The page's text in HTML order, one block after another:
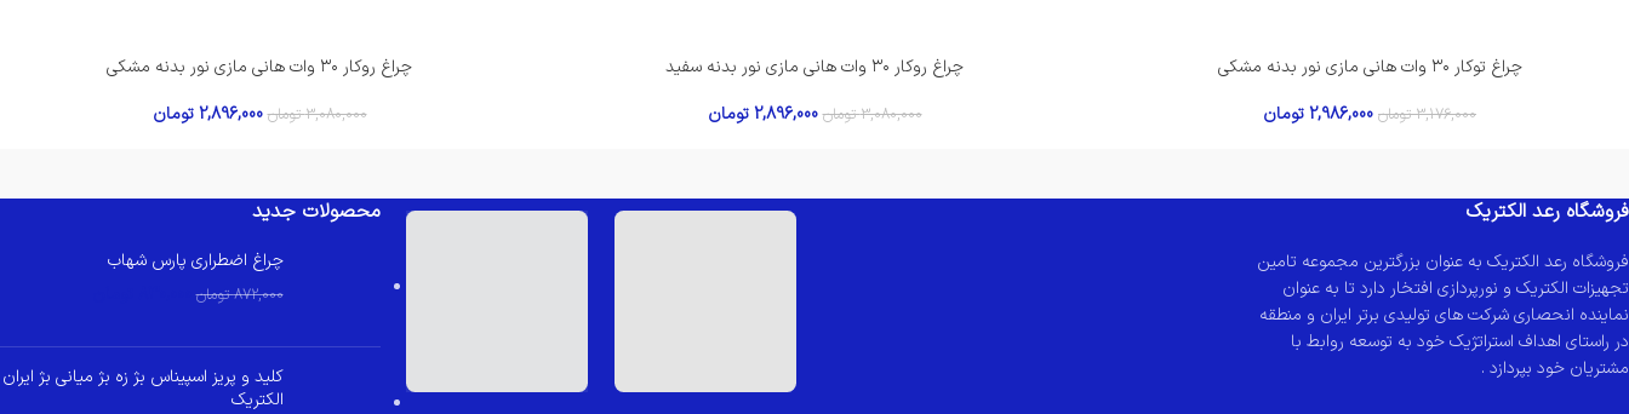
چراغ توکار ۳۰ وات هانی مازی‌ نور بدنه مشکی
3,176,000 تومان 2,986,000تومان
چراغ روکار ۳۰ وات هانی مازی‌ نور بدنه سفید
3,080,000 تومان 2,896,000 تومان
چراغ روکار ۳۰ وات هانی مازی‌ نور بدنه مشکی
3,080,000 تومان 2,896,000 تومان
فروشگاه رعد الکتریک
فروشگاه رعد الکتریک به عنوان بزرگترین مجموعه تامین
تجهیزات الکتریک و نورپردازی افتخار دارد تا به عنوان
نماینده انحصاری شرکت های تولیدی برتر ایران و منطقه
در راستای اهداف استراتژیک خود به توسعه روابط با
مشتریان خود بپردازد .
محصولات جدید
چراغ اضطراری پارس شهاب
872,000 تومان
کلید و پریز اسپیناس بژ زه بژ میانی بژ ایران
الکتریک